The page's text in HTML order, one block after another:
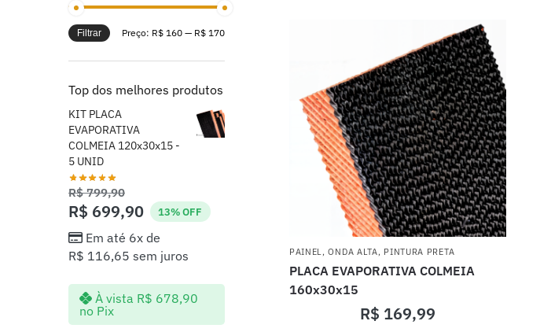
PAINEL,ONDA ALTA, PINTURA PRETA
PLACA EVAPORATIVA COLMEIA
160x30x15
R$ 169,99
Filtrar Preço: R$ 160— R$ 170
Top dos melhores produtos
KIT PLACA
EVAPORATIVA
COLMEIA 120x30x15 -
5 UNID
R$799,90
R$ 699,90 13% OFF
Em até 6x de
R$ 116,65 sem juros
À vista R$ 678,90
no Pix